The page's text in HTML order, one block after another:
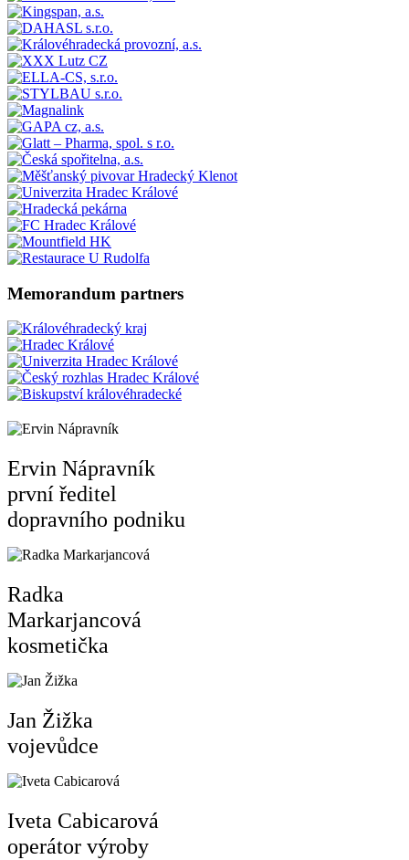
Memorandum partners
Ervin Nápravník
první ředitel
dopravního podniku
Radka
Markarjancová
kosmetička
Jan Žižka
vojevůdce
Iveta Cabicarová
operátor výroby